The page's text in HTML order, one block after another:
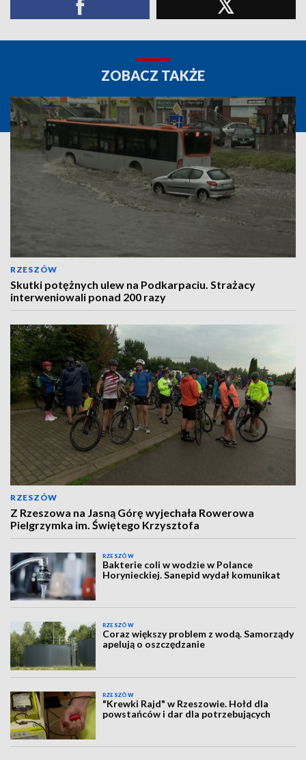
ZOBACZ TAKŻE
RZESZÓW
Skutki potężnych ulew na Podkarpaciu. Strażacy
interweniowali ponad 200 razy
RZESZÓW
Z Rzeszowa na Jasną Górę wyjechała Rowerowa
Pielgrzymka im. Świętego Krzysztofa
RZESZÓW
Bakterie coli w wodzie w Polance
Horynieckiej. Sanepid wydał komunikat
RZESZÓW
Coraz większy problem z wodą. Samorządy
apelują o oszczędzanie
RZESZÓW
"Krewki Rajd" w Rzeszowie. Hołd dla
powstańców i dar dla potrzebujących